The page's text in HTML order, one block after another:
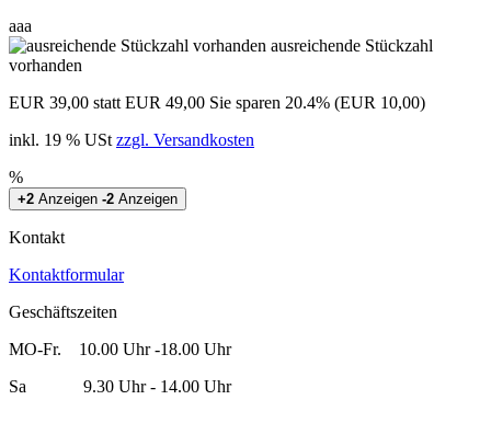
aaa
ausreichende Stückzahl
vorhanden
EUR 39,00 statt EUR 49,00 Sie sparen 20.4% (EUR 10,00)
inkl. 19 % USt zzgl. Versandkosten
%
+2 Anzeigen -2 Anzeigen
Kontakt
Kontaktformular
Geschäftszeiten
MO-Fr. 10.00 Uhr -18.00 Uhr
Sa 9.30 Uhr - 14.00 Uhr